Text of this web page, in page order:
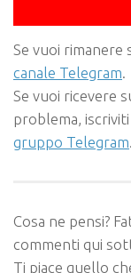
Se vuoi rimanere
canale Telegram.
Se vuoi ricevere
problema,
gruppo Telegram.
Cosa ne pensi?
commenti qui
Ti piace quello